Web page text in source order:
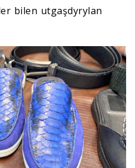
bilen utgaşdyrylan